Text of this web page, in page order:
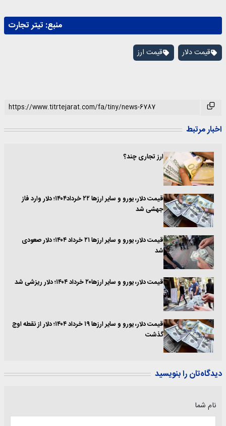
منبع: تیتر تجارت
قیمت دلار قیمت ارز
اخبار مرتبط
ارز تجاری چند؟
قیمت دلار، یورو و سایر ارزها ۲۲ خرداد۱۴۰۴؛ دلار وارد فاز
جهشی شد
قیمت دلار، یورو و سایر ارزها ۲۱ خرداد ۱۴۰۴؛ دلار صعودی
شد
قیمت دلار، یورو و سایر ارزها۲۰ خرداد ۱۴۰۴؛ دلار ریزشی شد
قیمت دلار، یورو و سایر ارزها ۱۹ خرداد ۱۴۰۴؛ دلار از نقطه اوج
گذشت
دیدگاه‌تان را بنویسید
نام شما